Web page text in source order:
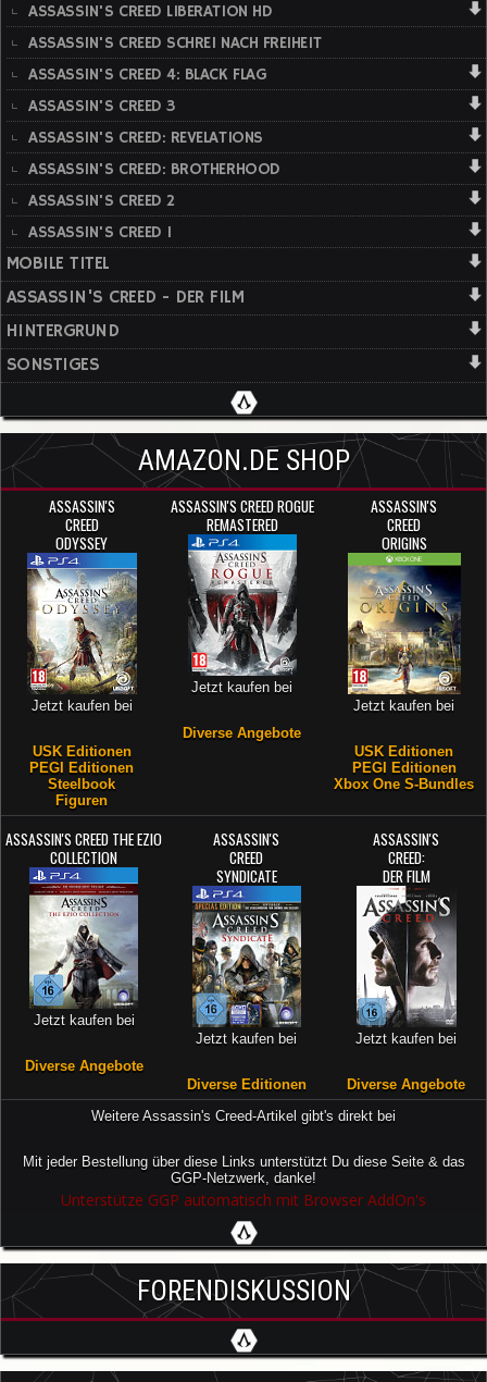
ASSASSIN'S CREED LIBERATION HD
ASSASSIN'S CREED SCHREI NACH FREIHEIT
ASSASSIN'S CREED 4: BLACK FLAG
ASSASSIN'S CREED 3
ASSASSIN'S CREED: REVELATIONS
ASSASSIN'S CREED: BROTHERHOOD
ASSASSIN'S CREED 2
ASSASSIN'S CREED 1
MOBILE TITEL
ASSASSIN'S CREED - DER FILM
HINTERGRUND
SONSTIGES
AMAZON.DE SHOP
ASSASSIN'S
CREED
ODYSSEY
Jetzt kaufen bei
USK Editionen
PEGI Editionen
Steelbook
Figuren
ASSASSIN'S CREED ROGUE
REMASTERED
Jetzt kaufen bei
Diverse Angebote
ASSASSIN'S
CREED
ORIGINS
Jetzt kaufen bei
USK Editionen
PEGI Editionen
Xbox One S-Bundles
ASSASSIN'S CREED THE EZIO
COLLECTION
Jetzt kaufen bei
Diverse Angebote
ASSASSIN'S
CREED
SYNDICATE
Jetzt kaufen bei
Diverse Editionen
ASSASSIN'S
CREED:
DER FILM
Jetzt kaufen bei
Diverse Angebote
Weitere Assassin's Creed-Artikel gibt's direkt bei
Mit jeder Bestellung über diese Links unterstützt Du diese Seite & das
GGP-Netzwerk, danke!
Unterstütze GGP automatisch mit Browser AddOn's
FORENDISKUSSION